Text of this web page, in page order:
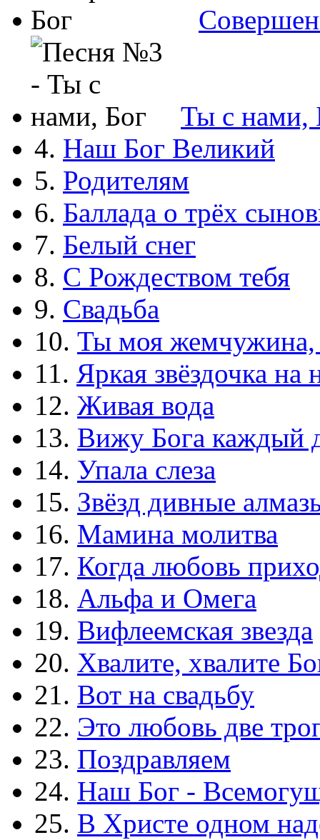
Ты с нами,
4. Наш Бог Великий
5. Родителям
6. Баллада о трёх
7. Белый снег
8. С Рождеством тебя
9. Свадьба
10. Ты моя жемчужина,
11. Яркая звёздочка на
12. Живая вода
13. Вижу Бога каждый
14. Упала слеза
15. Звёзд дивные
16. Мамина молитва
17. Когда любовь
18. Альфа и Омега
19. Вифлеемская звезда
20. Хвалите, хвалите
21. Вот на свадьбу
22. Это любовь две
23. Поздравляем
24. Наш Бог -
25. В Христе одном